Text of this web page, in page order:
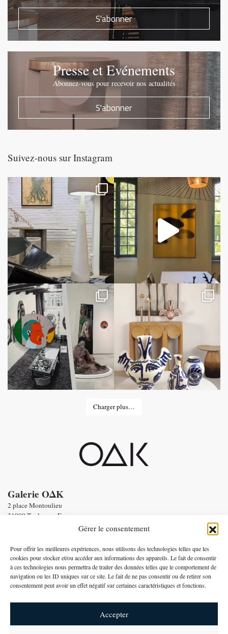
Gérer le consentement
Pour offrir les meilleures expériences, nous utilisons des technologies telles que les
cookies pour stocker et/ou accéder aux informations des appareils. Le fait de consentir
à ces technologies nous permettra de traiter des données telles que le comportement de
navigation ou les ID uniques sur ce site. Le fait de ne pas consentir ou de retirer son
consentement peut avoir un effet négatif sur certaines caractéristiques et fonctions.
Accepter
S'abonner
Presse et Evénements
Abonnez-vous pour recevoir nos actualités
S'abonner
Suivez-nous sur Instagram
Charger plus…
Galerie OΔK
2 place Montoulieu
31000 Toulouse - France
+33 6 58 56 86 19
-Conditions générales de vente
-Mentions légales
Paiement par
Français